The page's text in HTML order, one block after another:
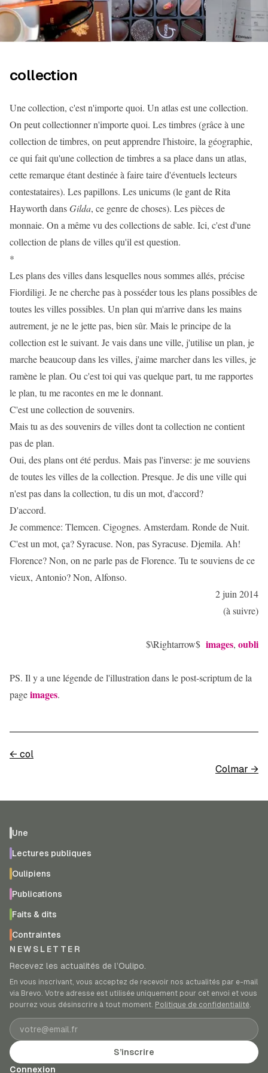
collection
Une collection, c'est n'importe quoi. Un atlas est une collection.
On peut collectionner n'importe quoi. Les timbres (grâce à une
collection de timbres, on peut apprendre l'histoire, la géographie,
ce qui fait qu'une collection de timbres a sa place dans un atlas,
cette remarque étant destinée à faire taire d'éventuels lecteurs
contestataires). Les papillons. Les unicums (le gant de Rita
Hayworth dansGilda, ce genre de choses). Les pièces de
monnaie. On a même vu des collections de sable. Ici, c'est d'une
collection de plans de villes qu'il est question.
*
Les plans des villes dans lesquelles nous sommes allés, précise
Fiordiligi. Je ne cherche pas à posséder tous les plans possibles de
toutes les villes possibles. Un plan qui m'arrive dans les mains
autrement, je ne le jette pas, bien sûr. Mais le principe de la
collection est le suivant. Je vais dans une ville, j'utilise un plan, je
marche beaucoup dans les villes, j'aime marcher dans les villes, je
ramène le plan. Ou c'est toi qui vas quelque part, tu me rapportes
le plan, tu me racontes en me le donnant.
C'est une collection de souvenirs.
Mais tu as des souvenirs de villes dont ta collection ne contient
pas de plan.
Oui, des plans ont été perdus. Mais pas l'inverse: je me souviens
de toutes les villes de la collection. Presque. Je dis une ville qui
n'est pas dans la collection, tu dis un mot, d'accord?
D'accord.
Je commence: Tlemcen. Cigognes. Amsterdam. Ronde de Nuit.
C'est un mot, ça? Syracuse. Non, pas Syracuse. Djemila. Ah!
Florence? Non, on ne parle pas de Florence. Tu te souviens de ce
vieux, Antonio? Non, Alfonso.
2 juin 2014
(à suivre)
$\Rightarrow$ images, oubli
PS. Il y a une légende de l'illustration dans le post-scriptum de la
pageimages.
← col
Colmar →
Une
Lectures publiques
Oulipiens
Publications
Faits & dits
Contraintes
NEWSLETTER
Recevez les actualités de l’Oulipo.
En vous inscrivant, vous acceptez de recevoir nos actualités par e-mail
via Brevo. Votre adresse est utilisée uniquement pour cet envoi et vous
pourrez vous désinscrire à tout moment. Politique de confidentialité.
Adresse e-mail
S’inscrire
Connexion